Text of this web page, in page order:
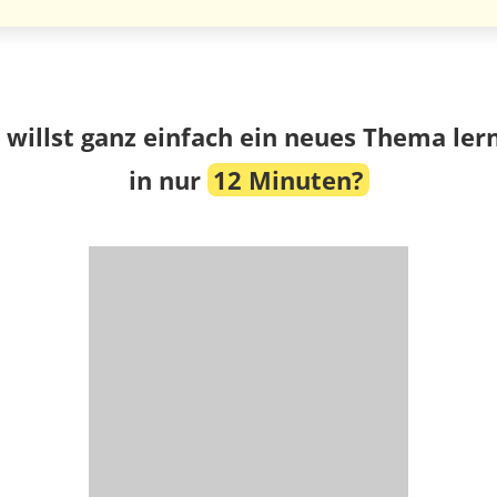
willst ganz einfach ein neues Thema
in nur 12 Minuten?